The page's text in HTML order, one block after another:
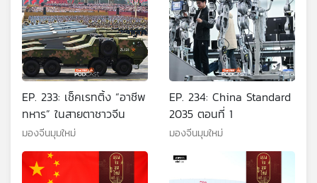
EP. 233: เช็คเรทติ้ง “อาชีพ
ทหาร” ในสายตาชาวจีน
มองจีนมุมใหม่
EP. 234: China Standard
2035 ตอนที่ 1
มองจีนมุมใหม่